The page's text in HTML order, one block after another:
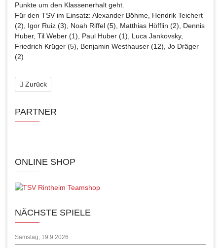
Punkte um den Klassenerhalt geht.
Für den TSV im Einsatz: Alexander Böhme, Hendrik Teichert
(2), Igor Ruiz (3), Noah Riffel (5), Matthias Höfflin (2), Dennis
Huber, Til Weber (1), Paul Huber (1), Luca Jankovsky,
Friedrich Krüger (5), Benjamin Westhauser (12), Jo Dräger
(2)
Zurück
PARTNER
ONLINE SHOP
NÄCHSTE SPIELE
Samstag, 19.9.2026